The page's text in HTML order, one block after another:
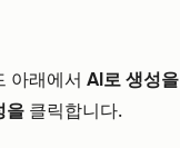
아래에서 AI로 생성을
을 클릭합니다.